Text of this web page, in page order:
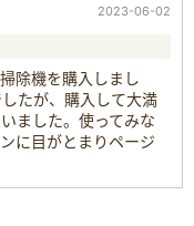
2023-06-02
除機を購入しまし
たが、購入して大満
ました。使ってみな
に目がとまりページ